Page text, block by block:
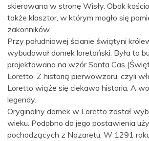
skierowana w stronę Wisły. Obok
także klasztor, w którym mogło się
zakonników.
Przy południowej ścianie świątyni
wybudował domek loretański. Była to
projektowana na wzór Santa Cas
Loretto. Z historią pierwowzoru, czyli
Loretto wiąże się ciekawa historia. A
legendy.
Oryginalny domek w Loretto został
wieku. Podobno do jego postawienia
pochodzących z Nazaretu. W 1291